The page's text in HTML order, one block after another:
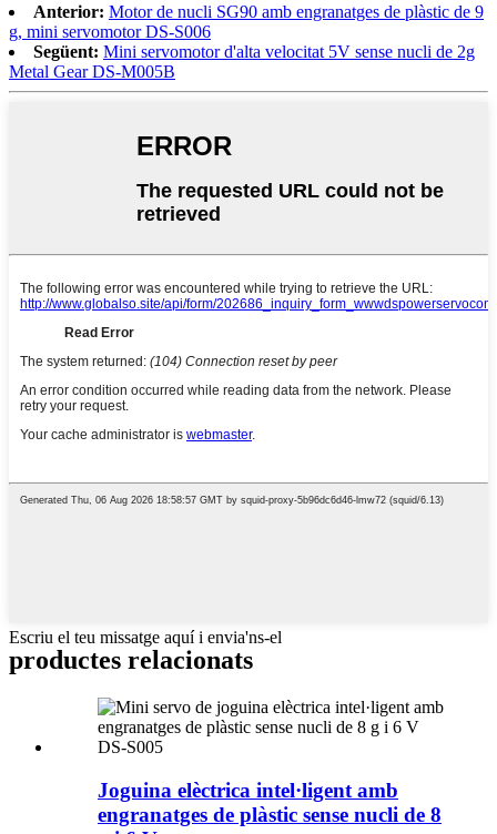
Anterior: Motor de nucli SG90 amb engranatges de plàstic de 9
g, mini servomotor DS-S006
Següent: Mini servomotor d'alta velocitat 5V sense nucli de 2g
Metal Gear DS-M005B
Escriu el teu missatge aquí i envia'ns-el
productes relacionats
Joguina elèctrica intel·ligent amb
engranatges de plàstic sense nucli de 8